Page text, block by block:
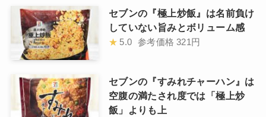
セブンの『極上炒飯』は名前負け
していない旨みとボリューム感
★ 5.0 参考価格 321円
セブンの『すみれチャーハン』は
空腹の満たされ度では「極上炒
飯」よりも上